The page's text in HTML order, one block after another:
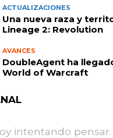
ACTUALIZACIONES
Una nueva raza y
Lineage 2: Revolution
AVANCES
DoubleAgent ha
World of Warcraft
intentando pensar.